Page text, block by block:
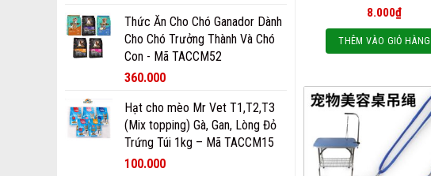
Thức Ăn Cho Chó Ganador Dành
Cho Chó Trưởng Thành Và Chó
Con - Mã TACCM52
360.000
Hạt cho mèo Mr Vet T1,T2,T3
(Mix topping) Gà, Gan, Lòng Đỏ
Trứng Túi 1kg – Mã TACCM15
100.000
8.000₫
THÊM VÀO GIỎ HÀNG